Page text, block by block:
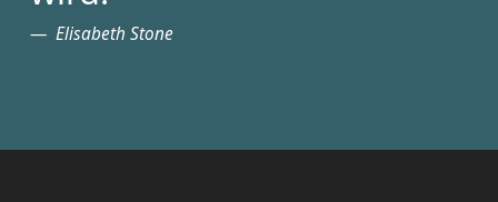
Elisabeth Stone